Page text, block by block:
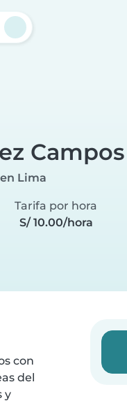
Campos
Lima
Tarifa por hora
S/ 10.00/hora
con
del
y